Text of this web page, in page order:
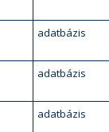
adatbázis
adatbázis
adatbázis